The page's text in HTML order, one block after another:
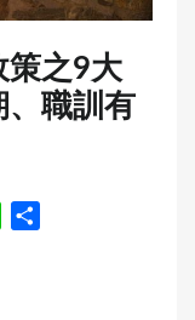
策之9大
、職訓有